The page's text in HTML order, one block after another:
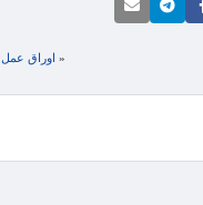
« اوراق عمل